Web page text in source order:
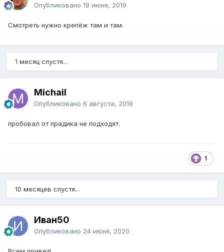
Опубликовано 19 июня, 2019
Смотреть нужно крепёж там и там.
1 месяц спустя...
Michail
Опубликовано 6 августа, 2019
пробовал от прадика не подходят.
1
10 месяцев спустя...
Иван50
Опубликовано 24 июня, 2020